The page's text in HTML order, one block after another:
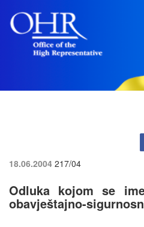
18.06.2004 217/04
Odluka kojom se
obavještajno-